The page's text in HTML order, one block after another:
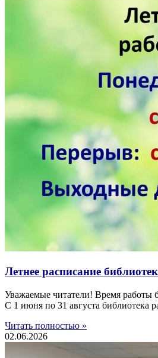
Летнее расписание
Уважаемые читатели! Время работы
С 1 июня по 31 августа библиотека
Читать полностью »
02.06.2026